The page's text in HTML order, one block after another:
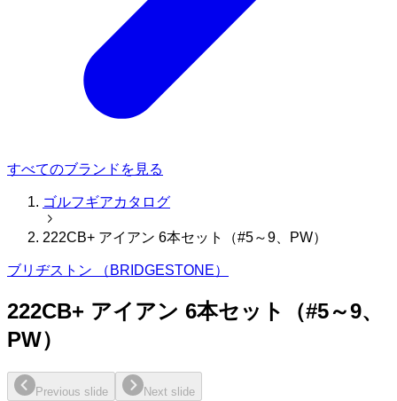
すべてのブランドを見る
ゴルフギアカタログ
222CB+ アイアン 6本セット（#5～9、PW）
ブリヂストン （BRIDGESTONE）
222CB+ アイアン 6本セット（#5～9、
PW）
Previous slide Next slide